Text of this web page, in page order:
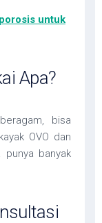
untuk
Apa?
bisa
OVO dan
banyak